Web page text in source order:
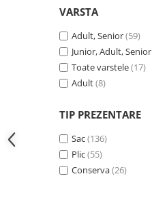
VARSTA
Adult, Senior(59)
Junior, Adult, Senior
Toate varstele(17)
Adult(8)
TIP PREZENTARE
Sac(136)
Plic(55)
Conserva(26)